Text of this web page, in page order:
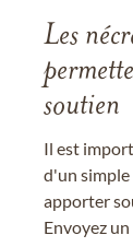
Les
soutien
Il est
d'un simple
apporter
Envoyez